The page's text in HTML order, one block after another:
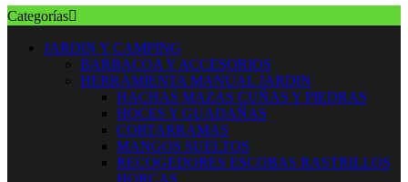
Categorías
JARDIN Y CAMPING
BARBACOA Y ACCESORIOS
HERRAMIENTA MANUAL JARDIN
HACHAS MAZAS CUÑAS Y PIEDRAS
HOCES Y GUADAÑAS
CORTARRAMAS
MANGOS SUELTOS
RECOGEDORES ESCOBAS RASTRILLOS
HORCAS